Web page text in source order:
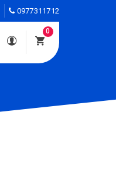
0977311712
0